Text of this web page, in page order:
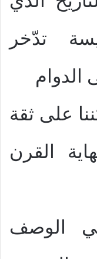
تدّخر
الدوام
على ثقة
القرن
الوصف